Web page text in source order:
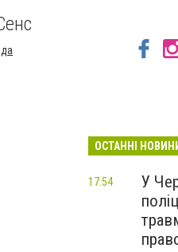
ОСТАННІ
У
17:54